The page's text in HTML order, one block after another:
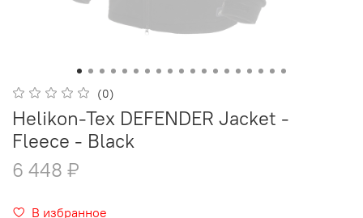
(0)
Helikon-Tex DEFENDER Jacket -
Fleece - Black
6 448 ₽
В избранное